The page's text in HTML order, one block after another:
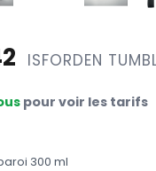
ISFORDEN
pour voir les tarifs
300 ml